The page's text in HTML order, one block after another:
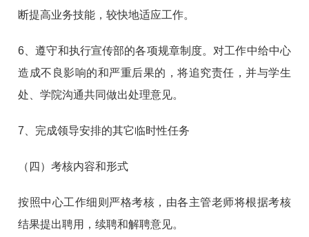
断提高业务技能，较快地适应工作。
6、遵守和执行宣传部的各项规章制度。对工作中给中心
造成不良影响的和严重后果的，将追究责任，并与学生
处、学院沟通共同做出处理意见。
7、完成领导安排的其它临时性任务
（四）考核内容和形式
按照中心工作细则严格考核，由各主管老师将根据考核
结果提出聘用，续聘和解聘意见。